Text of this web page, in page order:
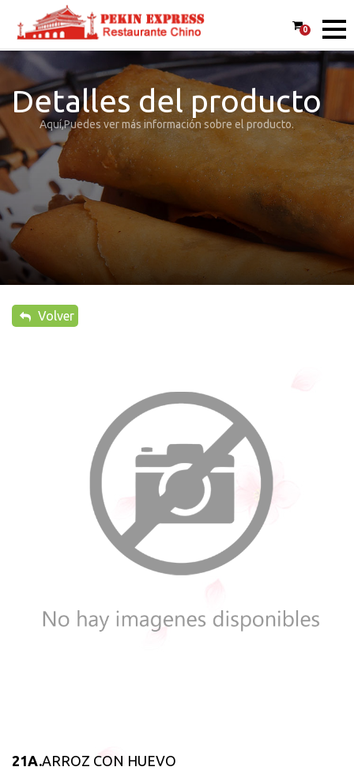
0
Detalles del producto
Aquí,Puedes ver más información sobre el producto.
Volver
21A.ARROZ CON HUEVO